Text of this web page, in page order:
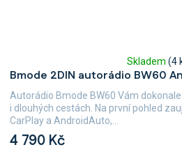
Bmode 2DIN autorádio BW60
hodnocení
produktu
je
4,7
5
Skladem (4
4 790 Kč
Autorádio Bmode BW60 Vám
i dlouhých cestách. Na první pohled
CarPlay a AndroidAuto,...